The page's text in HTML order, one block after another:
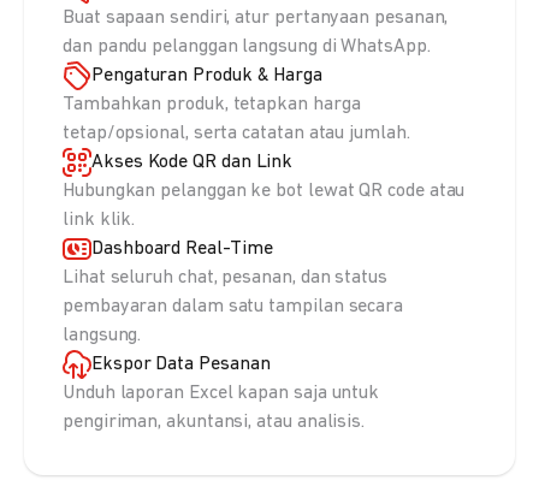
Buat sapaan sendiri, atur pertanyaan pesanan,
dan pandu pelanggan langsung di WhatsApp.
Pengaturan Produk & Harga
Tambahkan produk, tetapkan harga
tetap/opsional, serta catatan atau jumlah.
Akses Kode QR dan Link
Hubungkan pelanggan ke bot lewat QR code atau
link klik.
Dashboard Real-Time
Lihat seluruh chat, pesanan, dan status
pembayaran dalam satu tampilan secara
langsung.
Ekspor Data Pesanan
Unduh laporan Excel kapan saja untuk
pengiriman, akuntansi, atau analisis.